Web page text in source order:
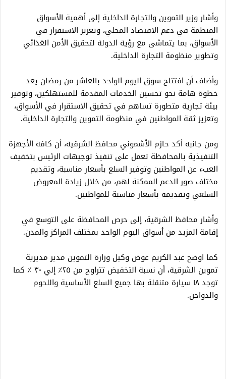
وأشار وزير التموين والتجارة الداخلية إلى أهمية الأسواق
المنظمة في دعم الاقتصاد المحلي، وتعزيز الاستقرار في
الأسواق، بما يتماشى مع رؤية الدولة لتحقيق الأمن الغذائي
وتطوير منظومة التجارة الداخلية.
وأضاف أن افتتاح سوق اليوم الواحد بالعاشر من رمضان يعد
خطوة هامة نحو تحسين الخدمات المقدمة للمستهلكين، وتوفير
بيئة تجارية متطورة تساهم في تحقيق الاستقرار في الأسواق،
وتعزيز ثقة المواطنين في منظومة التموين والتجارة الداخلية.
ومن جانبه أكد حازم الأشموني محافظ الشرقية، أن كافة الأجهزة
التنفيذية بالمحافظة تعمل على تنفيذ توجيهات الرئيس بتخفيف
العبء عن المواطنين وتوفير السلع بأسعار مناسبة، وتقديم
مختلف صور الدعم الممكنة لهم، من خلال زيادة المعروض
السلعي وتقديمه بأسعار مناسبة للمواطنين.
وأشار محافظ الشرقية، إلى حرص المحافظة على التوسع في
إقامة المزيد من أسواق اليوم الواحد بمختلف المراكز والمدن.
كما اوضح عبد الكريم عوض وكيل وزارة التموين مدير مديرية
تموين الشرقية، أن نسبة التخفيض تتراوح من ٢٥٪؜ إلي ٣٠ ٪ كما
توجد ١٨ سيارة متنقلة بها جميع السلع الأساسية واللحوم
والدواجن.